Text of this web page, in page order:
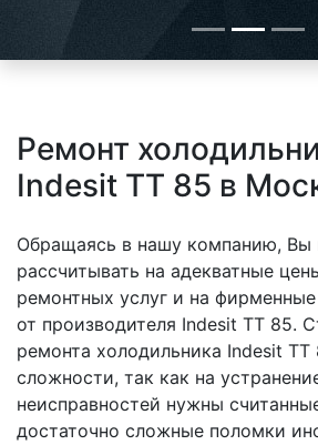
Ремонт
Indesit TT 85 в
Обращаясь в нашу компанию,
рассчитывать на адекватные
ремонтных услуг и на
от производителя Indesit TT 85.
ремонта холодильника Indesit TT
сложности, так как на
неисправностей нужны
достаточно сложные поломки